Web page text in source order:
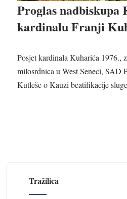
Proglas nadbiskupa
kardinalu Franji
Posjet kardinala Kuharića 1976.,
milosrdnica u West Seneci, SAD
Kutleše o Kauzi beatifikacije
Tražilica